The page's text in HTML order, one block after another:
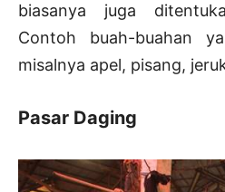
biasanya juga
Contoh buah-buahan
misalnya apel, pisang,
Pasar Daging